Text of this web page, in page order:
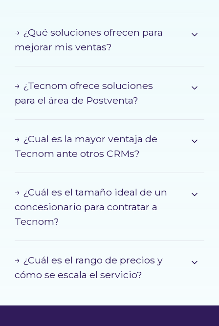
→ ¿Qué soluciones ofrecen para
mejorar mis ventas?
→ ¿Tecnom ofrece soluciones
para el área de Postventa?
→ ¿Cual es la mayor ventaja de
Tecnom ante otros CRMs?
→ ¿Cuál es el tamaño ideal de un
concesionario para contratar a
Tecnom?
→ ¿Cuál es el rango de precios y
cómo se escala el servicio?